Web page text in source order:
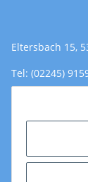
Eltersbach 15,
Tel: (02245)
Email: